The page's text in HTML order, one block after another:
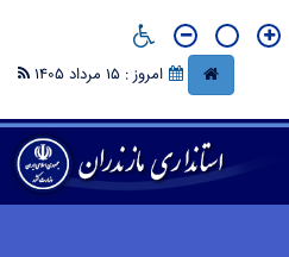
امروز : 15 مرداد 1405